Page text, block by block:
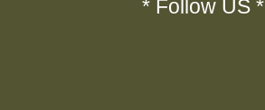
* Follow US *